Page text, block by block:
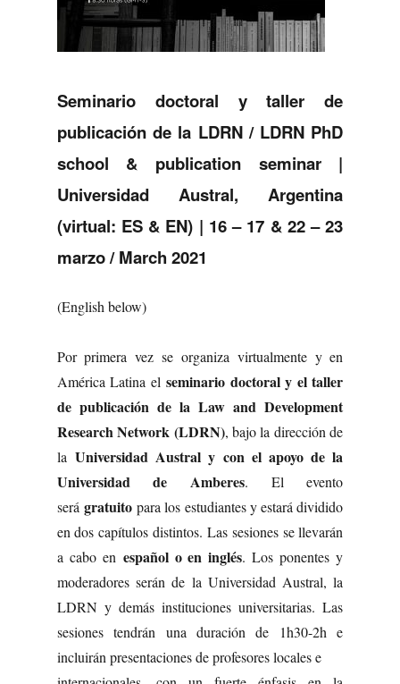
Seminario doctoral y taller de
publicación de la LDRN / LDRN PhD
school & publication seminar |
Universidad Austral, Argentina
(virtual: ES & EN) | 16 – 17 & 22 – 23
marzo / March 2021
(English below)
Por primera vez se organiza virtualmente y en
América Latina elseminario doctoral y el taller
de publicación de la Law and Development
Research Network (LDRN), bajo la dirección de
la Universidad Austral y con el apoyo de la
Universidad de Amberes. El evento
será gratuitopara los estudiantes y estará dividido
en dos capítulos distintos. Las sesiones se llevarán
a cabo en español o en inglés. Los ponentes y
moderadores serán de la Universidad Austral, la
LDRN y demás instituciones universitarias. Las
sesiones tendrán una duración de 1h30-2h e
incluirán presentaciones de profesores locales e